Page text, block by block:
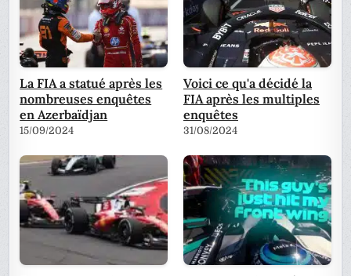
La FIA a statué après les
nombreuses enquêtes
en Azerbaïdjan
15/09/2024
Voici ce qu'a décidé la
FIA après les multiples
enquêtes
31/08/2024